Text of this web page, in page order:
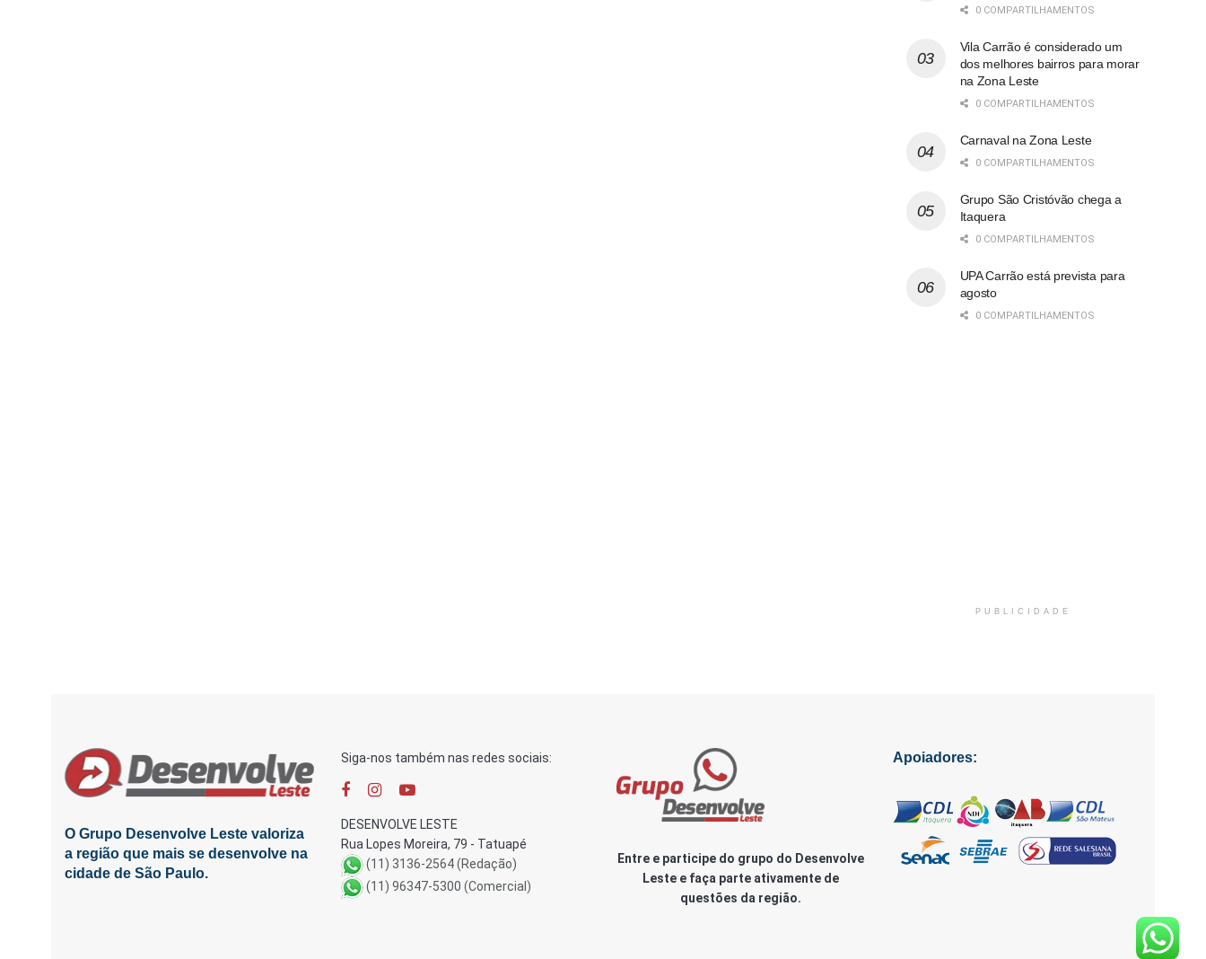
0 COMPARTILHAMENTOS
Vila Carrão é considerado um
dos melhores bairros para morar
na Zona Leste
0 COMPARTILHAMENTOS
Carnaval na Zona Leste
0 COMPARTILHAMENTOS
Grupo São Cristóvão chega a
Itaquera
0 COMPARTILHAMENTOS
UPA Carrão está prevista para
agosto
0 COMPARTILHAMENTOS
PUBLICIDADE
O Grupo Desenvolve Leste valoriza
a região que mais se desenvolve na
cidade de São Paulo.
Siga-nos também nas redes sociais:
DESENVOLVE LESTE
Rua Lopes Moreira, 79 - Tatuapé
(11) 3136-2564 (Redação)
(11) 96347-5300 (Comercial)
Entre e participe do grupo do Desenvolve
Leste e faça parte ativamente de
questões da região.
Apoiadores: